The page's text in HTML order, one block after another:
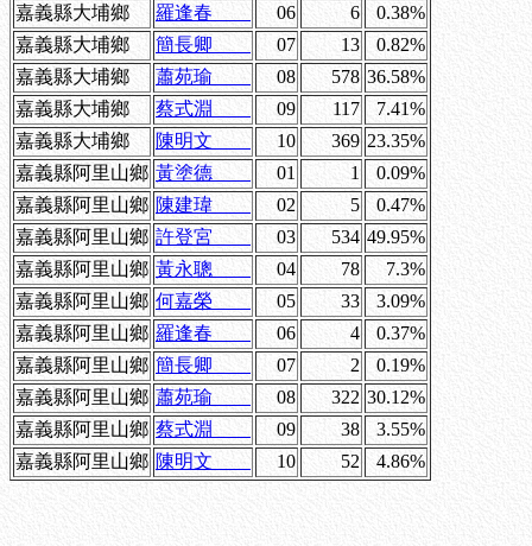
嘉義縣大埔鄉
羅逢春 06 6
0.38%
嘉義縣大埔鄉
簡長卿 07 13
0.82%
嘉義縣大埔鄉
蕭苑瑜 08 578 36.58%
嘉義縣大埔鄉
蔡式淵 09 117
7.41%
嘉義縣大埔鄉
陳明文 10 369 23.35%
嘉義縣阿里山鄉 黃塗德 01 1
0.09%
嘉義縣阿里山鄉 陳建瑋 02 5
0.47%
嘉義縣阿里山鄉 許登宮 03 534 49.95%
嘉義縣阿里山鄉 黃永聰 04 78
7.3%
嘉義縣阿里山鄉 何嘉榮 05 33
3.09%
嘉義縣阿里山鄉 羅逢春 06 4
0.37%
嘉義縣阿里山鄉 簡長卿 07 2
0.19%
嘉義縣阿里山鄉 蕭苑瑜 08 322 30.12%
嘉義縣阿里山鄉 蔡式淵 09 38
3.55%
嘉義縣阿里山鄉 陳明文 10 52 4.86%